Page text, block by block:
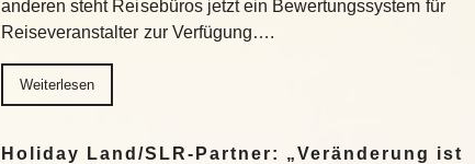
anderen steht Reisebüros jetzt ein Bewertungssystem für
Reiseveranstalter zur Verfügung….
Weiterlesen
Holiday Land/SLR-Partner: „Veränderung ist